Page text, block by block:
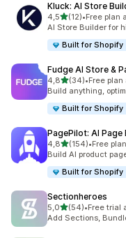
Kluck: AI Store
4,5na 5 gwiazdek
(12)
Łączna liczba
•Free plan
AI Store Builder for
Built for Shopify
Fudge AI Store &
4,8na 5 gwiazdek
(34)
Łączna liczba
•Free
Build anything,
Built for Shopify
PagePilot: AI Page
4,8na 5 gwiazdek
(154)
Łączna liczba
•Free
Build AI product
Built for Shopify
Sectionheroes
5,0na 5 gwiazdek
(54)
Łączna liczba
•Free trial
Add Sections,